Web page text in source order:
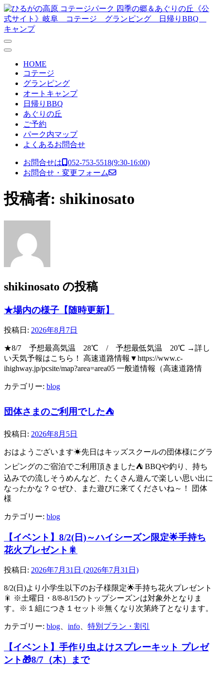
コンテンツへスキップ
メ
イ
ン
HOME
コテージ
グランピング
オートキャンプ
日帰りBBQ
あぐりの丘
ご予約
パーク内マップ
よくあるお問合せ
お問合せは 052-753-5518(9:30-16:00)
お問合せ・変更フォーム
投稿者: shikinosato
shikinosato の投稿
★場内の様子【随時更新】
投稿日: 2026年8月7日
★8/7 予想最高気温 28℃ / 予想最低気温 20℃ →詳し
い天気予報はこちら！ 高速道路情報▼https://www.c-
ihighway.jp/pcsite/map?area=area05 一般道情報（高速道路情
カテゴリー: blog
団体さまのご利用でした⛺
投稿日: 2026年8月5日
おはようございます☀先日はキッズスクールの団体様にグラ
ンピングのご宿泊でご利用頂きました⛺ BBQや釣り、持ち
込みでの流しそうめんなど、たくさん遊んで楽しい思い出に
なったかな？☺ぜひ、また遊びに来てくださいね～！ 団体
様
カテゴリー: blog
【イベント】8/2(日)～ハイシーズン限定🌟手持ち
花火プレゼント🎇
投稿日: 2026年7月31日 (2026年7月31日)
8/2(日)より小学生以下のお子様限定🌟手持ち花火プレゼント
🎇 ※土曜日・8/8-8/15のトップシーズンは対象外となりま
す。※１組につき１セット※無くなり次第終了となります。
カテゴリー: blog info 特別プラン・割引
【イベント】手作り虫よけスプレーキット プレゼ
ント🎁8/7（木）まで